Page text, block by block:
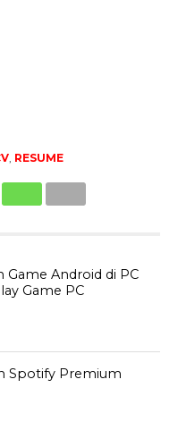
, RESUME
Game Android di PC
Game PC
Spotify Premium